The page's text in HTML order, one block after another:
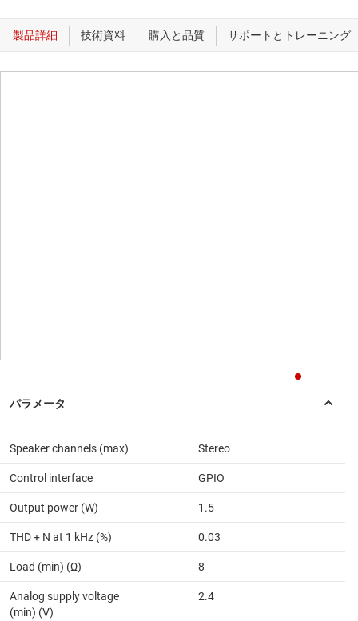
Speaker channels (max) Stereo
Control interface GPIO
Output power (W) 1.5
THD + N at 1 kHz (%) 0.03
Load (min) (Ω) 8
Analog supply voltage
(min) (V)
2.4